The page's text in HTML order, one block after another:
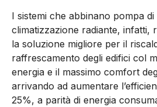
I sistemi che abbinano pompa
climatizzazione radiante, infatti,
la soluzione migliore per il
raffrescamento degli edifici col
energia e il massimo comfort
arrivando ad aumentare
25%, a parità di energia